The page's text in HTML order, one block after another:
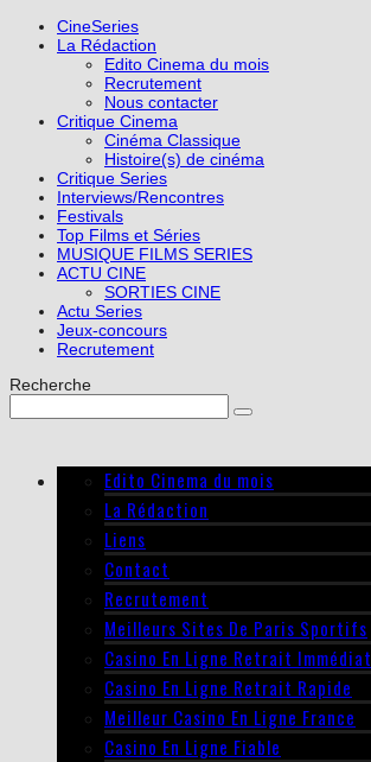
CineSeries
La Rédaction
Edito Cinema du mois
Recrutement
Nous contacter
Critique Cinema
Cinéma Classique
Histoire(s) de cinéma
Critique Series
Interviews/Rencontres
Festivals
Top Films et Séries
MUSIQUE FILMS SERIES
ACTU CINE
SORTIES CINE
Actu Series
Jeux-concours
Recrutement
Recherche
Edito Cinema du mois
La Rédaction
Liens
Contact
Recrutement
Meilleurs Sites De Paris Sportifs
Casino En Ligne Retrait Immédiat
Casino En Ligne Retrait Rapide
Meilleur Casino En Ligne France
Casino En Ligne Fiable